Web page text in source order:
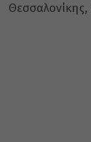
Θεσσαλονίκης,